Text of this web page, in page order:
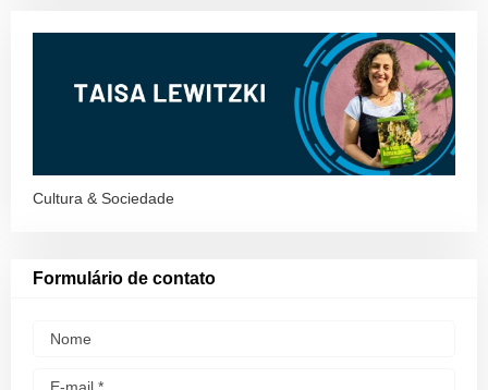
Cultura & Sociedade
Formulário de contato